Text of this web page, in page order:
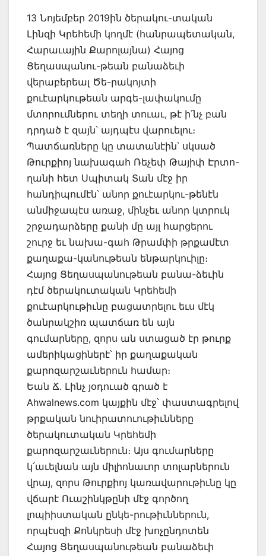
13 Նոյեմբեր 2019ին ծերակու-տական
Լինզի Կրեհեմի կողմէ (հանրապետական,
Հարաւային Քարոլայնա) Հայոց
Ցեղասպանու-թեան բանաձեւի
վերաբերեալ Ծե-րակոյտի
քուէարկութեան արգե-լափակումը
մտորումներու տեղի տուաւ, թէ ի՛նչ բան
դրդած է զայն՝ այդպէս վարուելու։
Պատճառները կը տատանէին՝ սկսած
Թուրքիոյ նախագահ Ռեչեփ Թայիփ Էրտո-
ղանի հետ Սպիտակ Տան մէջ իր
հանդիպումէն՝ անոր քուէարկու-թենէն
անմիջապէս առաջ, մինչեւ անոր կտրուկ
շրջադարձերը քանի մը այլ հարցերու
շուրջ եւ նախա-գահ Թրամփի թրքամէտ
քաղաքա-կանութեան ենթարկուիլը։
Հայոց Ցեղասպանութեան բանա-ձեւին
դէմ ծերակուտական Կրեհեմի
քուէարկութիւնը բացատրելու եւս մէկ
ծանրակշիռ պատճառ են այն
գումարները, զորս ան ստացած էր թուրք
ամերիկացիներէ՝ իր քաղաքական
քարոզարշաւներուն համար։
Եան Ճ. Լինչ յօդուած գրած է
Ahwalnews.com կայքին մէջ՝ փաստագրելով
թրքական նուիրատուութիւնները
ծերակուտական Կրեհեմի
քարոզարշաւներուն։ Այս գումարները
կ՛աւելնան այն միլիոնաւոր տոլարներուն
վրայ, զորս Թուրքիոյ կառավարութիւնը կը
վճարէ Ուաշինկթընի մէջ գործող
լոպիիստական ընկե-րութիւններուն,
որպէսզի Քոնկրեսի մէջ խոչընդոտեն
Հայոց Ցեղասպանութեան բանաձեւի